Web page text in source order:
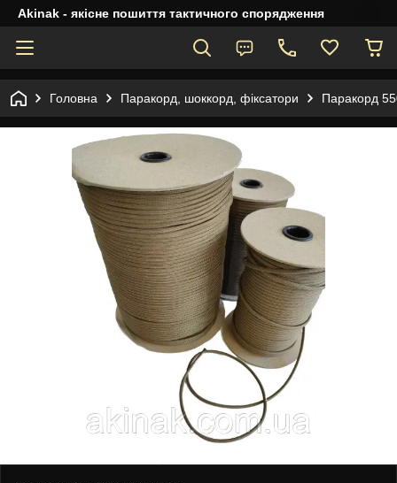
Akinak - якісне пошиття тактичного спорядження
Головна Паракорд, шоккорд, фіксатори Паракорд